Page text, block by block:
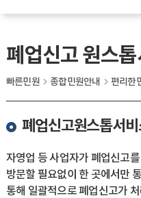
폐업신고 원스
빠른민원 종합민원안내 편리한
폐업신고원스톱서
자영업 등 사업자가 폐업신고
방문할 필요없이 한 곳에서만
통해 일괄적으로 폐업신고가